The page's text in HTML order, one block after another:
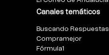
Canales temáticos
Buscando Respuestas
Compramejor
Fórmula1